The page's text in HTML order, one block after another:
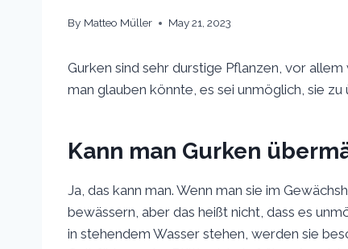
By Matteo Müller May 21, 2023
Gurken sind sehr durstige Pflanzen, vor
man glauben könnte, es sei unmöglich, sie
Kann man Gurken
Ja, das kann man. Wenn man sie im
bewässern, aber das heißt nicht, dass es
in stehendem Wasser stehen, werden sie